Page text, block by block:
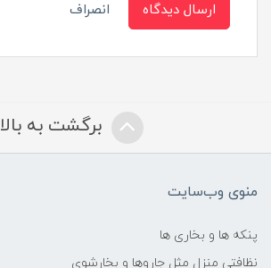
ارسال دیدگاه انصراف
برگشت به بالا
منوی وب‌سایت
پنکه ها و بخاری ها
نظافتی منزل مثل جاروها و بخارشوی